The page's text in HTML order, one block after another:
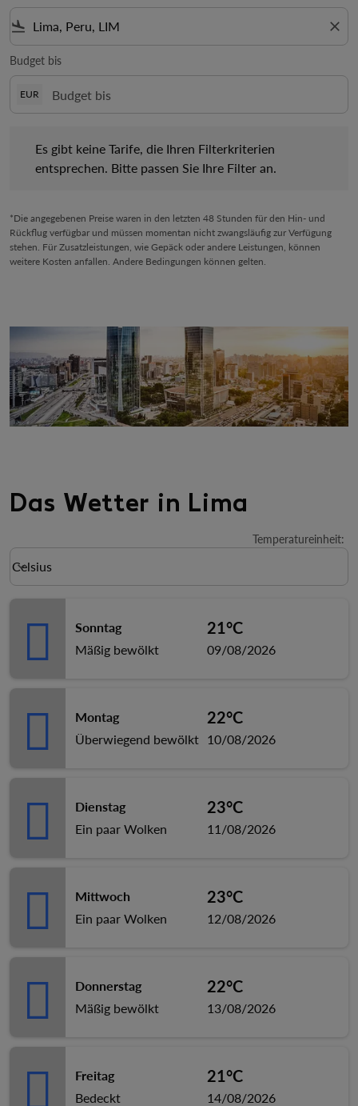
flight_land close
Budget bis
EUR
Es gibt keine Tarife, die Ihren Filterkriterien
entsprechen. Bitte passen Sie Ihre Filter an.
*Die angegebenen Preise waren in den letzten 48 Stunden für den Hin- und
Rückflug verfügbar und müssen momentan nicht zwangsläufig zur Verfügung
stehen. Für Zusatzleistungen, wie Gepäck oder andere Leistungen, können
weitere Kosten anfallen. Andere Bedingungen können gelten.
Das Wetter in Lima
Temperatureinheit:
Weather unit option Celsius Selected
Celsius
keyboard_arrow_down
Sonntag
Mäßig bewölkt
21°C
09/08/2026
Montag
Überwiegend bewölkt
22°C
10/08/2026
Dienstag
Ein paar Wolken
23°C
11/08/2026
Mittwoch
Ein paar Wolken
23°C
12/08/2026
Donnerstag
Mäßig bewölkt
22°C
13/08/2026
Freitag
Bedeckt
21°C
14/08/2026